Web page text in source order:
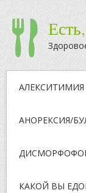
АЛЕКСИТИМИЯ
АНОРЕКСИЯ/
КАКОЙ ВЫ